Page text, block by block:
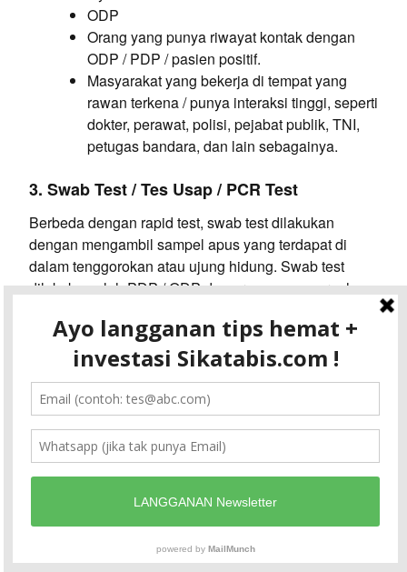
ODP
Orang yang punya riwayat kontak dengan
ODP / PDP / pasien positif.
Masyarakat yang bekerja di tempat yang
rawan terkena / punya interaksi tinggi, seperti
dokter, perawat, polisi, pejabat publik, TNI,
petugas bandara, dan lain sebagainya.
3. Swab Test / Tes Usap / PCR Test
Berbeda dengan rapid test, swab test dilakukan
dengan mengambil sampel apus yang terdapat di
dalam tenggorokan atau ujung hidung. Swab test
dilakukan oleh PDP / ODP dan orang yang pernah
OTG). Beberapa hal tentang swab test:
Dikenal juga sebagai PCR (polymerase chain
reaction) test.
Test dilakukan dengan cotton bud khusus yang
dimasukkan ke ujung hidung (nasofaring) atau
tenggorokan / belakang mulut (orofaring).
Test ini terasa tidak nyaman karena memasukkan
alat ke saluran pernapasan. Jika test ke nasofaring
tidak nyaman, bisa ke orofaring yang sedikit lebih
mudah (meskipun nasofaring lebih